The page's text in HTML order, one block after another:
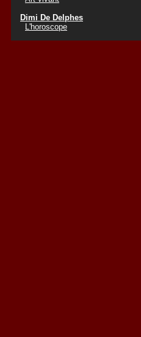
Dimi De Delphes
L'horoscope